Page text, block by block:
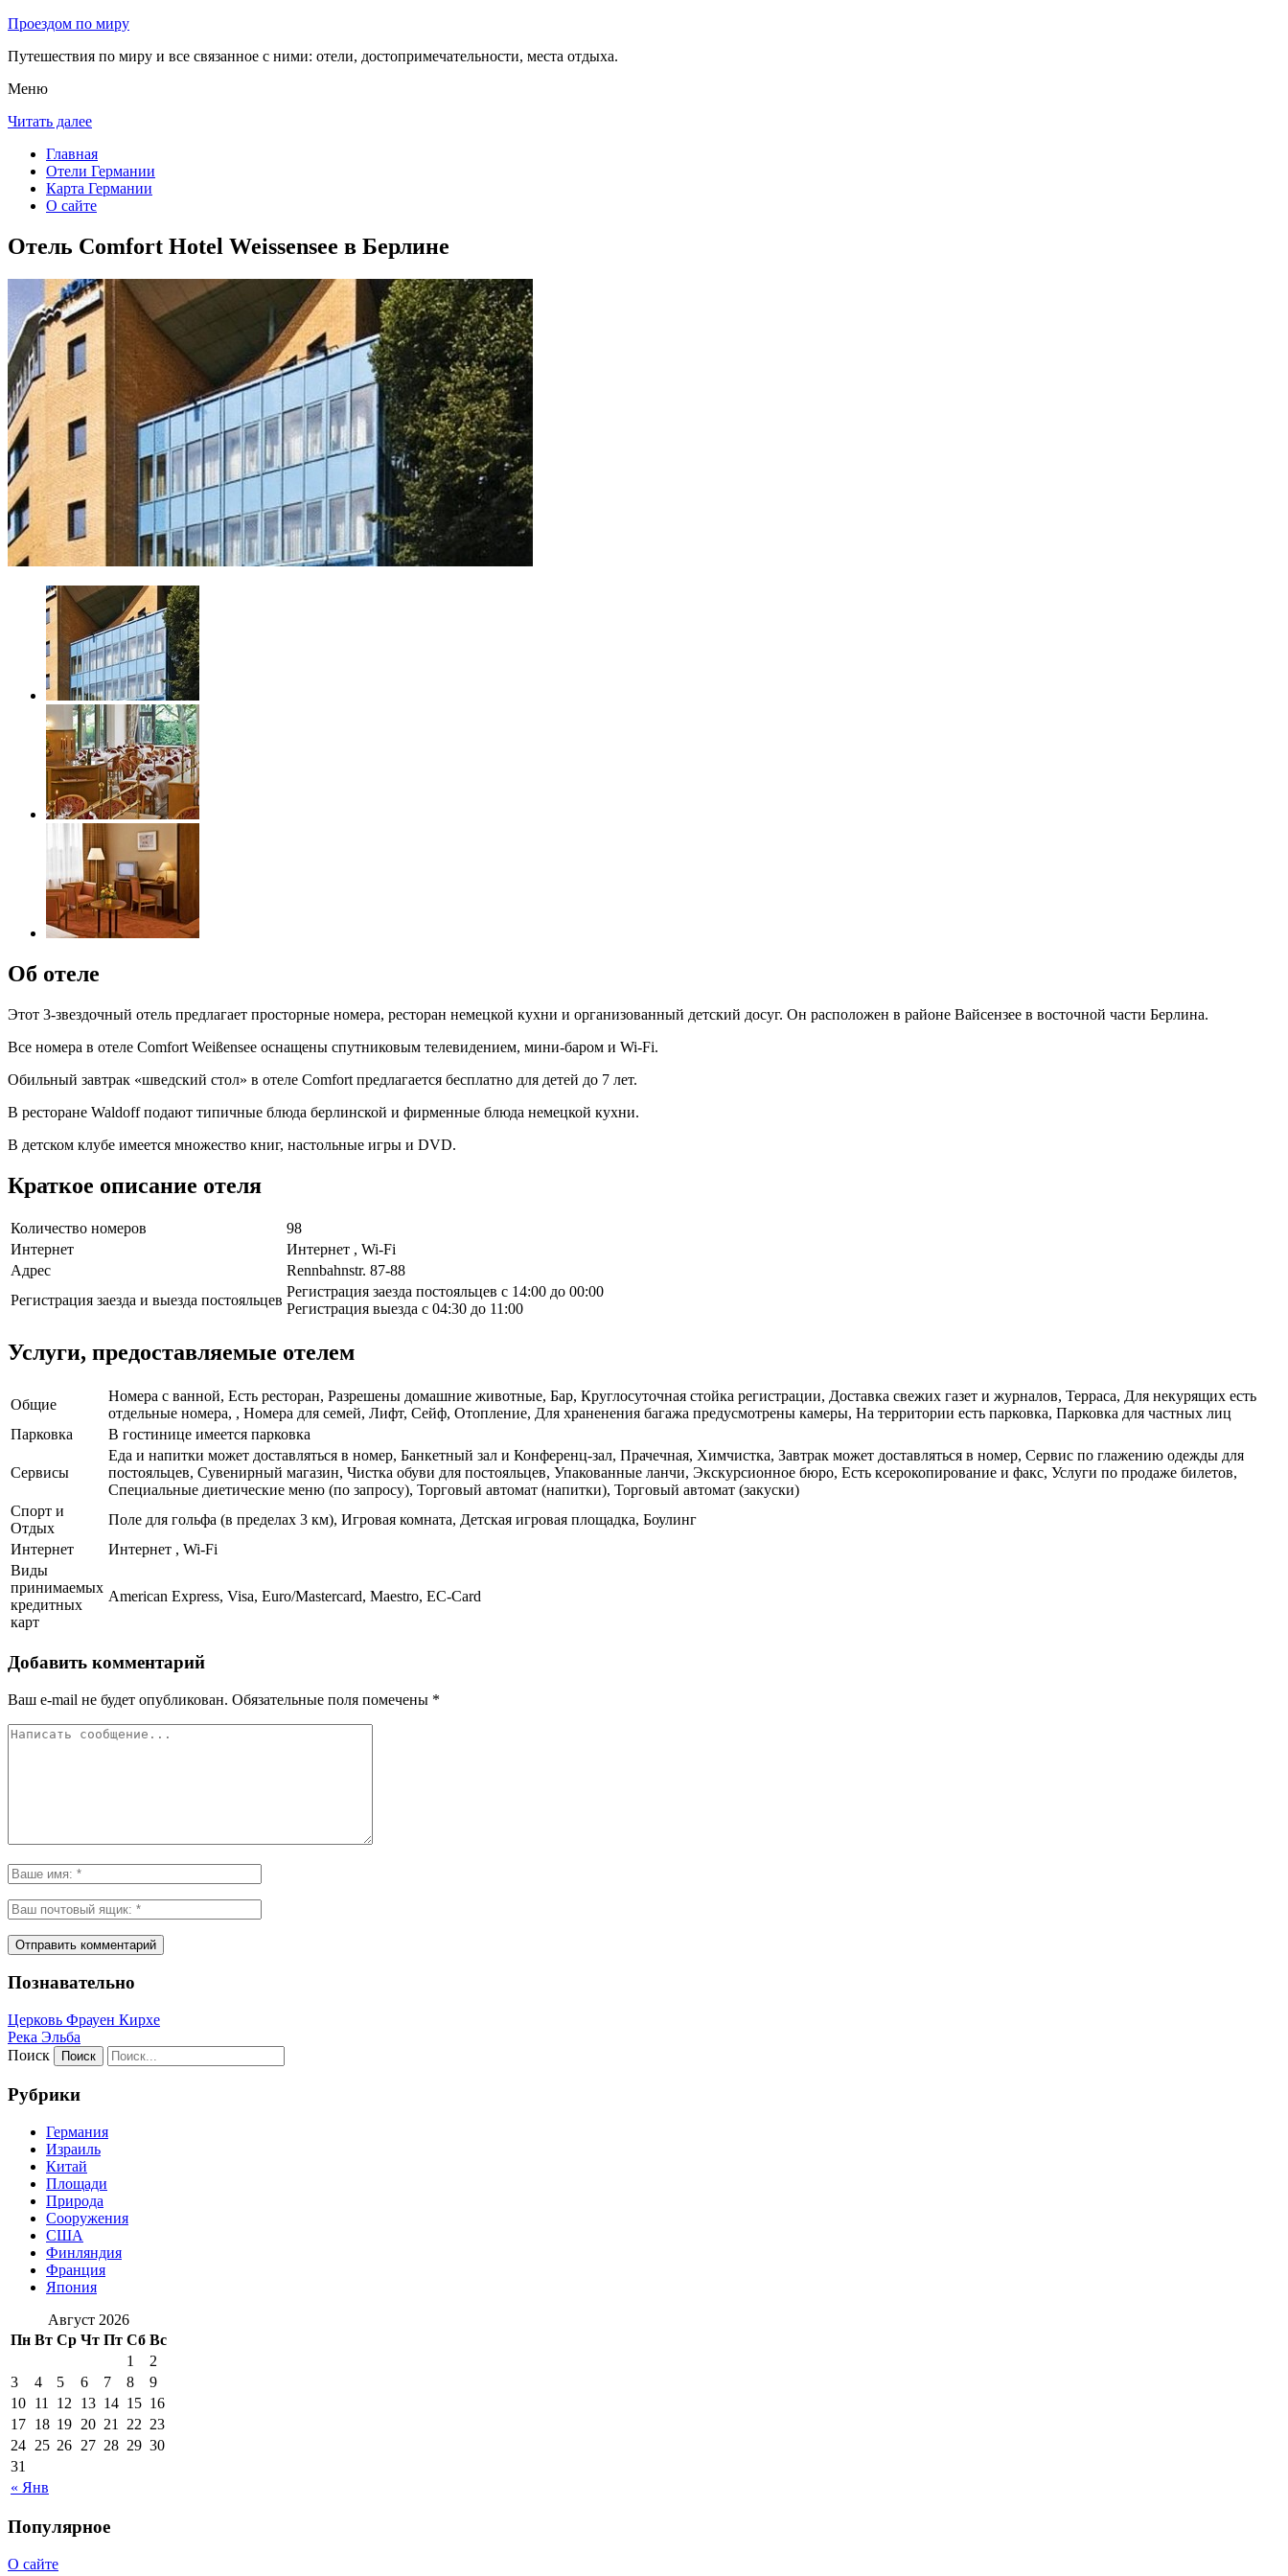
Проездом по миру
Путешествия по миру и все связанное с ними: отели, достопримечательности, места отдыха.
Меню
Читать далее
Главная
Отели Германии
Карта Германии
О сайте
Отель Comfort Hotel Weissensee в Берлине
Об отеле
Этот 3-звездочный отель предлагает просторные номера, ресторан немецкой кухни и организованный детский досуг. Он расположен в районе Вайсензее в восточной части Берлина.
Все номера в отеле Comfort Weißensee оснащены спутниковым телевидением, мини-баром и Wi-Fi.
Обильный завтрак «шведский стол» в отеле Comfort предлагается бесплатно для детей до 7 лет.
В ресторане Waldoff подают типичные блюда берлинской и фирменные блюда немецкой кухни.
В детском клубе имеется множество книг, настольные игры и DVD.
Краткое описание отеля
Количество номеров
98
Интернет
Интернет , Wi-Fi
Адрес
Rennbahnstr. 87-88
Регистрация заезда и выезда постояльцев
Регистрация заезда постояльцев с 14:00 до 00:00
Регистрация выезда с 04:30 до 11:00
Услуги, предоставляемые отелем
Общие
Номера с ванной, Есть ресторан, Разрешены домашние животные, Бар, Круглосуточная стойка регистрации, Доставка свежих газет и журналов, Терраса, Для некурящих есть
отдельные номера, , Номера для семей, Лифт, Сейф, Отопление, Для храненения багажа предусмотрены камеры, На территории есть парковка, Парковка для частных лиц
Парковка
В гостинице имеется парковка
Сервисы
Еда и напитки может доставляться в номер, Банкетный зал и Конференц-зал, Прачечная, Химчистка, Завтрак может доставляться в номер, Сервис по глажению одежды для
постояльцев, Сувенирный магазин, Чистка обуви для постояльцев, Упакованные ланчи, Экскурсионное бюро, Есть ксерокопирование и факс, Услуги по продаже билетов,
Специальные диетические меню (по запросу), Торговый автомат (напитки), Торговый автомат (закуски)
Спорт и
Отдых
Поле для гольфа (в пределах 3 км), Игровая комната, Детская игровая площадка, Боулинг
Интернет
Интернет , Wi-Fi
Виды
принимаемых
кредитных
карт
American Express, Visa, Euro/Mastercard, Maestro, EC-Card
Добавить комментарий
Ваш e-mail не будет опубликован. Обязательные поля помечены *
Познавательно
Церковь Фрауен Кирхе
Река Эльба
Поиск
Рубрики
Германия
Израиль
Китай
Площади
Природа
Сооружения
США
Финляндия
Франция
Япония
Август 2026
Пн Вт Ср Чт Пт Сб Вс
« Янв
1
2
3
4 5 6 7 8
9
10 11 12 13 14 15 16
17 18 19 20 21 22 23
24 25 26 27 28 29 30
31
Популярное
О сайте